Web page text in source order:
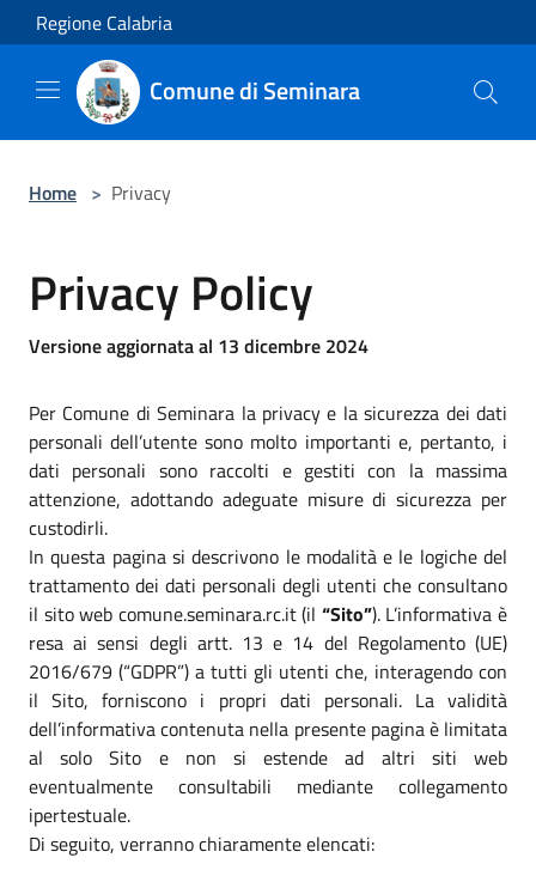
Salta al contenuto principale
Regione Calabria
Comune di Seminara
Home > Privacy
Privacy Policy
Versione aggiornata al 13 dicembre 2024
Per Comune di Seminara la privacy e la sicurezza dei dati
personali dell’utente sono molto importanti e, pertanto, i
dati personali sono raccolti e gestiti con la massima
attenzione, adottando adeguate misure di sicurezza per
custodirli.
In questa pagina si descrivono le modalità e le logiche del
trattamento dei dati personali degli utenti che consultano
il sito web comune.seminara.rc.it (il “Sito”). L’informativa è
resa ai sensi degli artt. 13 e 14 del Regolamento (UE)
2016/679 (“GDPR”) a tutti gli utenti che, interagendo con
il Sito, forniscono i propri dati personali. La validità
dell’informativa contenuta nella presente pagina è limitata
al solo Sito e non si estende ad altri siti web
eventualmente consultabili mediante collegamento
ipertestuale.
Di seguito, verranno chiaramente elencati: